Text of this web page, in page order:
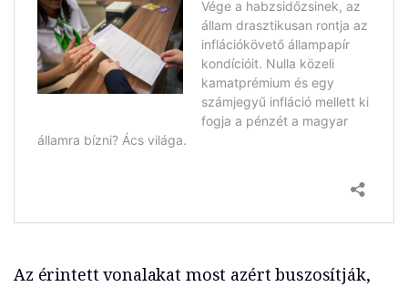
Az érintett vonalakat most azért buszosítják,